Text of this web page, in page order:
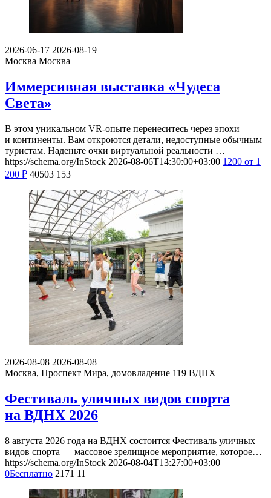
2026-06-17 2026-08-19
Москва Москва
Иммерсивная выставка «Чудеса
Света»
В этом уникальном VR-опыте перенеситесь через эпохи
и континенты. Вам откроются детали, недоступные обычным
туристам. Наденьте очки виртуальной реальности …
https://schema.org/InStock 2026-08-06T14:30:00+03:00 1200 от 1
200 ₽ 40503 153
2026-08-08 2026-08-08
Москва, Проспект Мира, домовладение 119 ВДНХ
Фестиваль уличных видов спорта
на ВДНХ 2026
8 августа 2026 года на ВДНХ состоится Фестиваль уличных
видов спорта — массовое зрелищное мероприятие, которое…
https://schema.org/InStock 2026-08-04T13:27:00+03:00
0Бесплатно 2171 11